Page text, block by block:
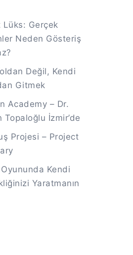
Lüks: Gerçek
Neden Gösteriş
Değil, Kendi
Gitmek
Academy – Dr.
Topaloğlu İzmir’de
Projesi – Project
Kendi
Yaratmanın